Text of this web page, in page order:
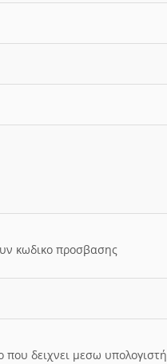
κωδικο προσβασης
που δειχνει μεσω υπολογιστή